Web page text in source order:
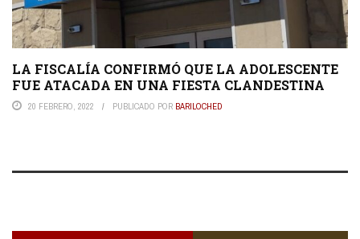
LA FISCALÍA CONFIRMÓ QUE LA ADOLESCENTE
FUE ATACADA EN UNA FIESTA CLANDESTINA
20 FEBRERO, 2022 PUBLICADO POR BARILOCHED